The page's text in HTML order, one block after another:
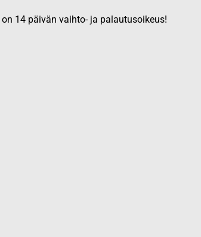
14 päivän vaihto- ja palautusoikeus!